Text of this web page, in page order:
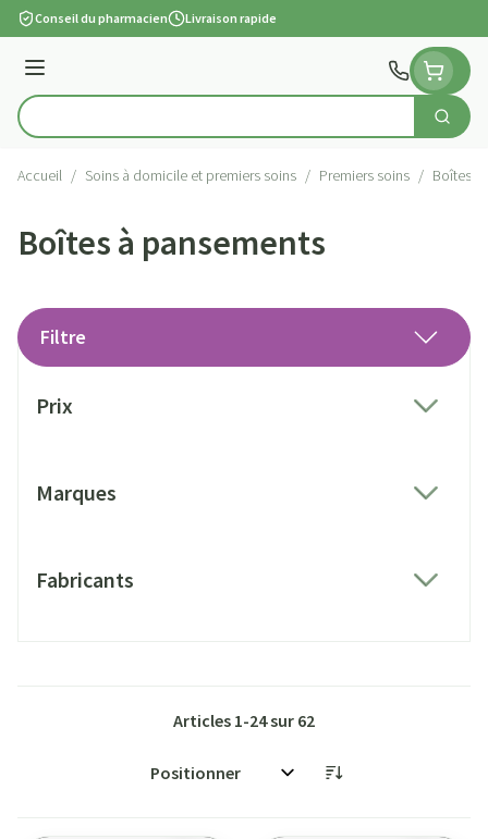
Aller au contenu
Conseil du pharmacien Livraison rapide
Menu
Rechercher
Accueil / Soins à domicile et premiers soins / Premiers soins / Boîtes à
Boîtes à pansements
Filtre
Prix
Marques
Fabricants
Articles 1-24sur 62
Trier par: